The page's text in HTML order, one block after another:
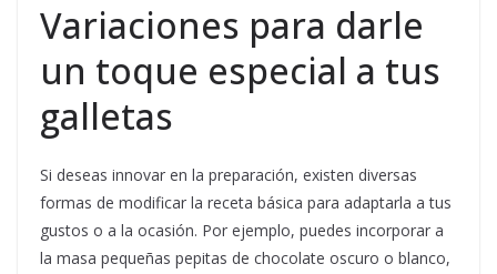
Variaciones para darle
un toque especial a tus
galletas
Si deseas innovar en la preparación, existen diversas
formas de modificar la receta básica para adaptarla a tus
gustos o a la ocasión. Por ejemplo, puedes incorporar a
la masa pequeñas pepitas de chocolate oscuro o blanco,